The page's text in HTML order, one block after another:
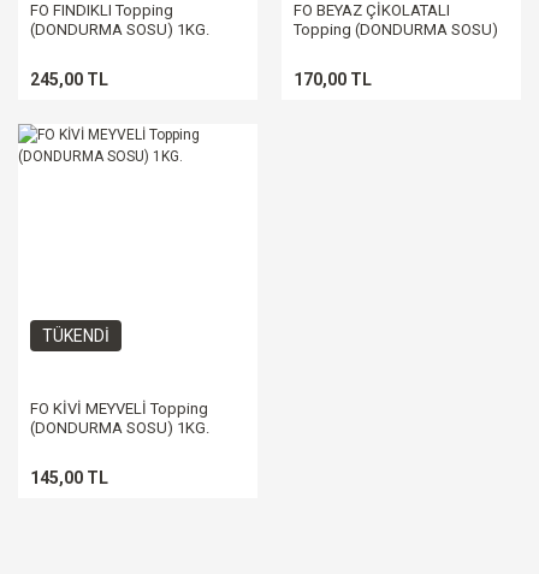
FO FINDIKLI Topping
(DONDURMA SOSU) 1KG.
245,00 TL
FO BEYAZ ÇİKOLATALI
Topping (DONDURMA SOSU)
170,00 TL
TÜKENDİ
FO KİVİ MEYVELİ Topping
(DONDURMA SOSU) 1KG.
145,00 TL